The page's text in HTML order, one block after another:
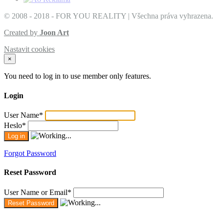
© 2008 - 2018 - FOR YOU REALITY | Všechna práva vyhrazena.
Created by Joon Art
Nastavit cookies
×
You need to log in to use member only features.
Login
User Name*
Heslo*
Forgot Password
Reset Password
User Name or Email*